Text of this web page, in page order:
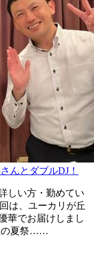
んとダブルDJ！
しい方・勤めてい
は、ユーカリが丘
華でお届けしまし
の夏祭……